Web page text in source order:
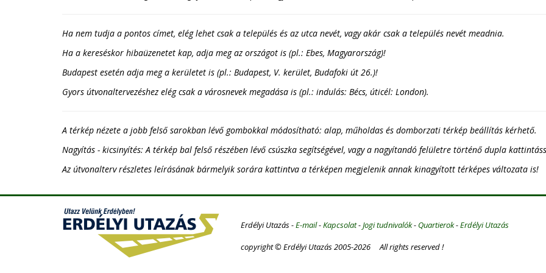
Ha nem tudja a pontos címet, elég lehet csak a település és az utca nevét, vagy akár csak a település nevét meadnia.
Ha a kereséskor hibaüzenetet kap, adja meg az országot is (pl.: Ebes, Magyarország)!
Budapest esetén adja meg a kerületet is (pl.: Budapest, V. kerület, Budafoki út 26.)!
Gyors útvonaltervezéshez elég csak a városnevek megadása is (pl.: indulás: Bécs, úticél: London).
A térkép nézete a jobb felső sarokban lévő gombokkal módosítható: alap, műholdas és domborzati térkép beállítás kérhető.
Nagyítás - kicsinyítés: A térkép bal felső részében lévő csúszka segítségével, vagy a nagyítandó felületre történő dupla
Az útvonalterv részletes leírásának bármelyik sorára kattintva a térképen megjelenik annak kinagyított térképes változata is!
Erdélyi Utazás -E-mail-Kapcsolat-Jogi tudnivalók- Quartierok-Erdélyi Utazás
copyright © Erdélyi Utazás 2005-2026 All rights reserved !